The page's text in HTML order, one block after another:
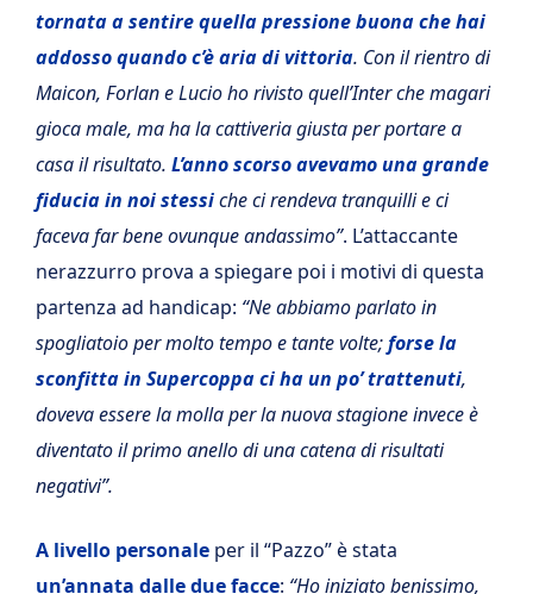
tornata a sentire quella pressione buona che hai
addosso quando c’è aria di vittoria. Con il rientro di
Maicon, Forlan e Lucio ho rivisto quell’Inter che magari
gioca male, ma ha la cattiveria giusta per portare a
casa il risultato. L’anno scorso avevamo una grande
fiducia in noi stessiche ci rendeva tranquilli e ci
faceva far bene ovunque andassimo”. L’attaccante
nerazzurro prova a spiegare poi i motivi di questa
partenza ad handicap: “Ne abbiamo parlato in
spogliatoio per molto tempo e tante volte;forse la
sconfitta in Supercoppa ci ha un po’ trattenuti,
doveva essere la molla per la nuova stagione invece è
diventato il primo anello di una catena di risultati
negativi”.
A livello personale per il “Pazzo” è stata
un’annata dalle due facce: “Ho iniziato benissimo,